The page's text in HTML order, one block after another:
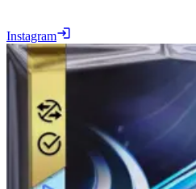
Instagram